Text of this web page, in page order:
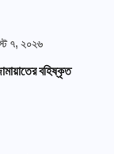
৭, ২০২৬
বহিষ্কৃত